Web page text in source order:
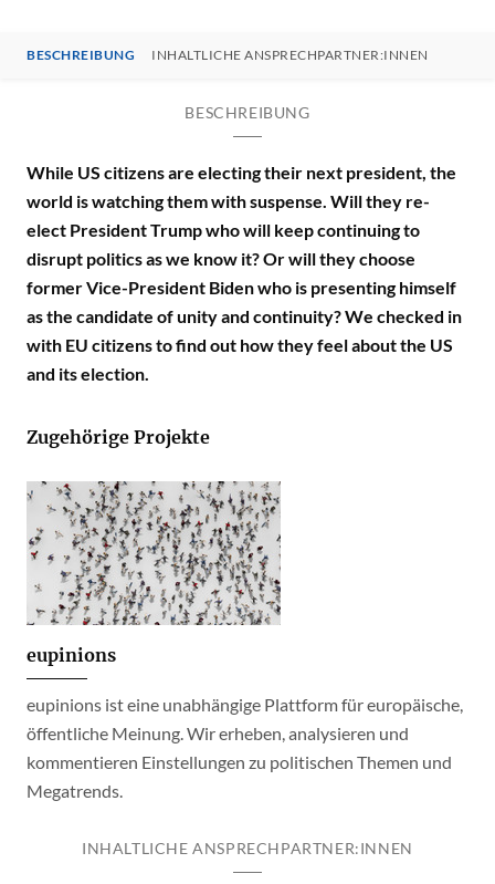
BESCHREIBUNG INHALTLICHE ANSPRECHPARTNER:INNEN
BESCHREIBUNG
While US citizens are electing their next president, the
world is watching them with suspense. Will they re-
elect President Trump who will keep continuing to
disrupt politics as we know it? Or will they choose
former Vice-President Biden who is presenting himself
as the candidate of unity and continuity? We checked in
with EU citizens to find out how they feel about the US
and its election.
Zugehörige Projekte
eupinions
eupinions ist eine unabhängige Plattform für europäische,
öffentliche Meinung. Wir erheben, analysieren und
kommentieren Einstellungen zu politischen Themen und
Megatrends.
INHALTLICHE ANSPRECHPARTNER:INNEN